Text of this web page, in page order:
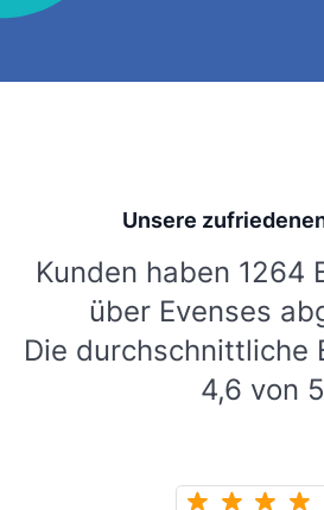
Unsere
Kunden haben 1264
über Evenses
Die durchschnittliche
4,6 von